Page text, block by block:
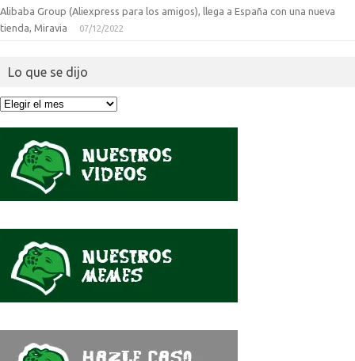
Alibaba Group (Aliexpress para los amigos), llega a España con una nueva
tienda, Miravia
07/12/2022
Lo que se dijo
Lo